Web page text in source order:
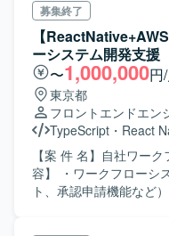
やテックリードなどの
可能性もございます。
募集終了
【
ーシステム開発支援
〜1,000,000円
東京都
フロントエンドエン
TypeScript ・ React
【案 件 名】自社ワー
容】 ・ワークフローシ
ト、承認申請機能など